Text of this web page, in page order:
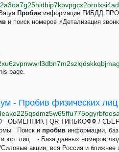
Пробив информации ГИБДД
и поиск номеров ⚡Детализация
page.
- Пробив физических лиц
- ОБМЕННИК | QR ТИНЬКОФФ /
Поиск и пробив информации,
и юр. лиц - База данных номеров
акции, вся Россия и ближнее